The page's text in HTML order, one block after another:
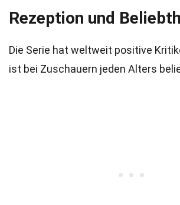
Rezeption und
Die Serie hat weltweit positive
ist bei Zuschauern jeden Alters